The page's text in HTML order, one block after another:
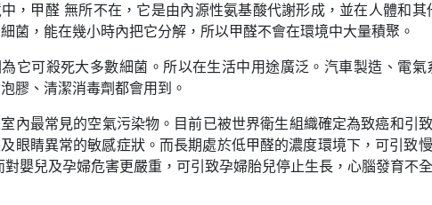
，甲醛 無所不在，它是由內源性氨基酸代謝形成，並在人體和
菌，能在幾小時內把它分解，所以甲醛不會在環境中大量積聚。
它可殺死大多數細菌。所以在生活中用途廣泛。汽車製造、電
膠、清潔消毒劑都會用到。
內最常見的空氣污染物。目前已被世界衛生組織確定為致癌和
眼睛異常的敏感症狀。而長期處於低甲醛的濃度環境下，可引致
對嬰兒及孕婦危害更嚴重，可引致孕婦胎兒停止生長，心腦發育不